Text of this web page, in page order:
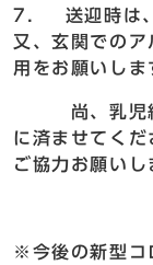
7． 送迎時は
又、玄関での
用をお願いしま
尚、乳児組
に済ませてく
ご協力お願いし
※今後の新型コ